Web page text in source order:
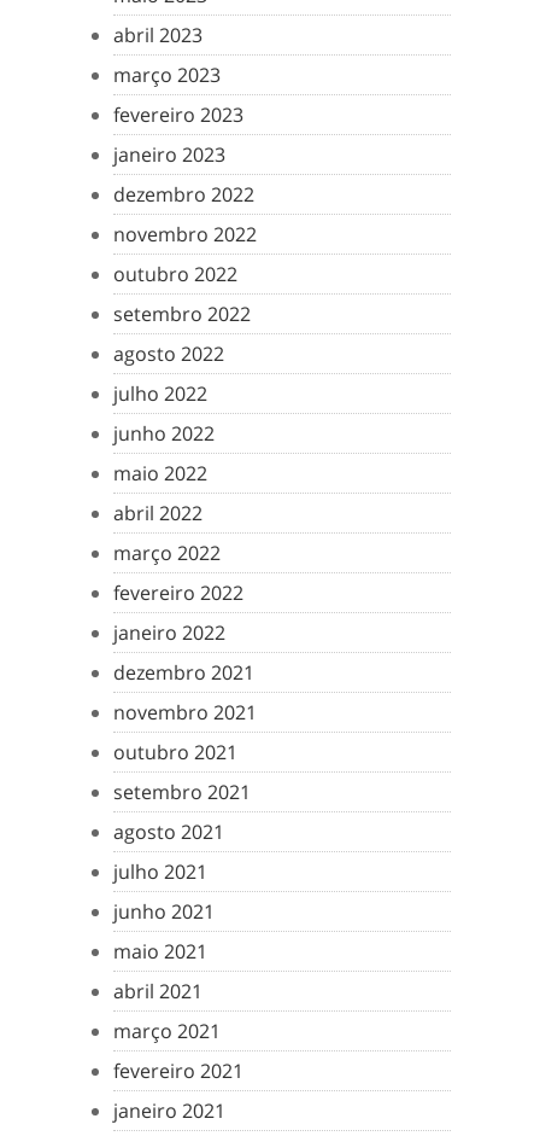
abril 2023
março 2023
fevereiro 2023
janeiro 2023
dezembro 2022
novembro 2022
outubro 2022
setembro 2022
agosto 2022
julho 2022
junho 2022
maio 2022
abril 2022
março 2022
fevereiro 2022
janeiro 2022
dezembro 2021
novembro 2021
outubro 2021
setembro 2021
agosto 2021
julho 2021
junho 2021
maio 2021
abril 2021
março 2021
fevereiro 2021
janeiro 2021